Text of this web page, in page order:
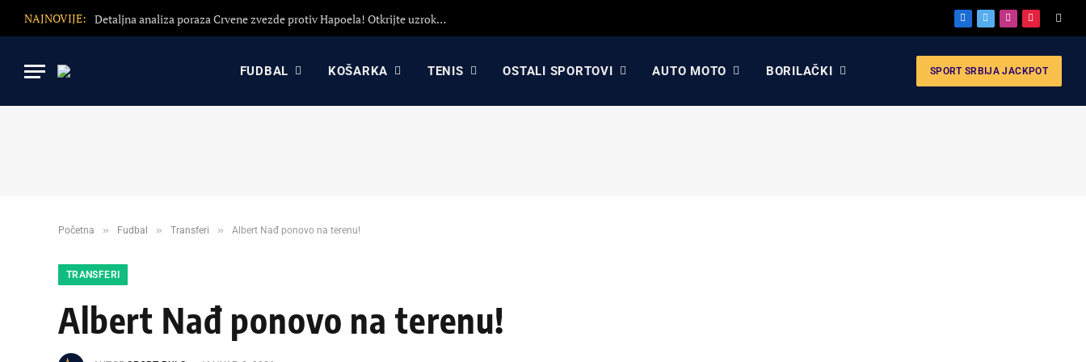
NAJNOVIJE: Detaljna analiza poraza Crvene zvezde protiv Hapoela! Otkrijte uzroke poraza, analizu odluka Dejana Stankovića i najavu revanša Facebook
X
Instagram
Pinterest
FUDBAL KOŠARKA TENIS OSTALI SPORTOVI AUTO MOTO BORILAČKI SPORT SRBIJA JACKPOT
Početna » Fudbal » Transferi » Albert Nađ ponovo na terenu!
TRANSFERI
Albert Nađ ponovo na terenu!